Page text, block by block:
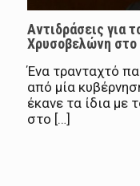
Αντιδράσεις για
Χρυσοβελώνη στο
Ένα τρανταχτό
από μία
έκανε τα ίδια με
στο […]